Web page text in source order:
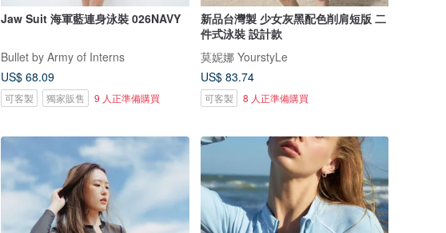
Jaw Suit 海軍藍連身泳裝 026NAVY
Bullet by Army of Interns
US$ 68.09
可客製 獨家販售 9 人正準備購買
新品台灣製 少女灰黑配色削肩短版 二
件式泳裝 設計款
莫妮娜 YourstyLe
US$ 83.74
可客製 8 人正準備購買